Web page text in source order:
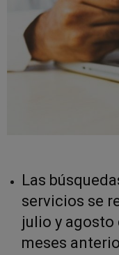
Las
servicios se
julio y agosto
meses